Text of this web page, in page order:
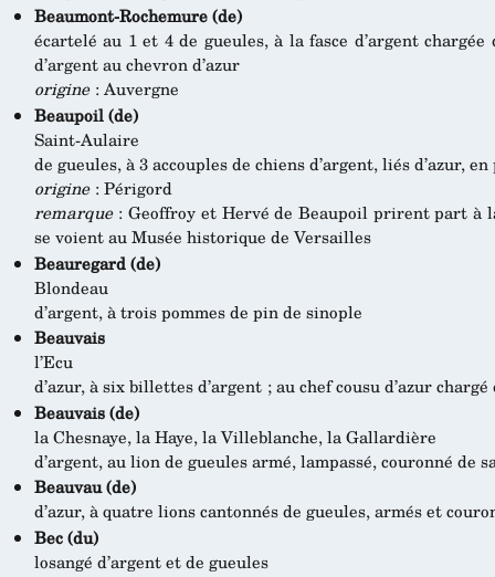
Beaumont-Rochemure (de)
écartelé au 1 et 4 de gueules, à la fasce d’argent
d’argent au chevron d’azur
origine: Auvergne
Beaupoil (de)
Saint-Aulaire
de gueules, à 3 accouples de chiens d’argent, liés d’azur, en
origine: Périgord
remarque: Geoffroy et Hervé de Beaupoil prirent part à
se voient au Musée historique de Versailles
Beauregard (de)
Blondeau
d’argent, à trois pommes de pin de sinople
Beauvais
l’Ecu
d’azur, à six billettes d’argent ; au chef cousu d’azur
Beauvais (de)
la Chesnaye, la Haye, la Villeblanche, la Gallardière
d’argent, au lion de gueules armé, lampassé, couronné de
Beauvau (de)
d’azur, à quatre lions cantonnés de gueules, armés et
Bec (du)
losangé d’argent et de gueules